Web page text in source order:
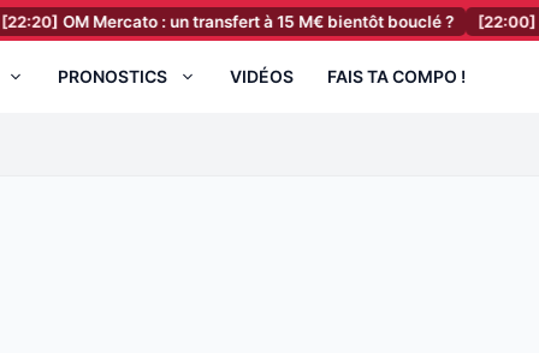
Mercato : un transfert à 15 M€ bientôt bouclé ? [22:00] RC Lens
PRONOSTICS VIDÉOS FAIS TA COMPO !